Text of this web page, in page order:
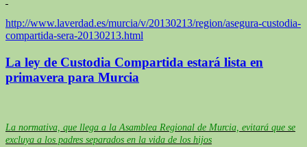
http://www.laverdad.es/murcia/v/20130213/region/asegura-custodia-
compartida-sera-20130213.html
La ley de Custodia Compartida estará lista en
primavera para Murcia
La normativa, que llega a la Asamblea Regional de Murcia, evitará que se
excluya a los padres separados en la vida de los hijos